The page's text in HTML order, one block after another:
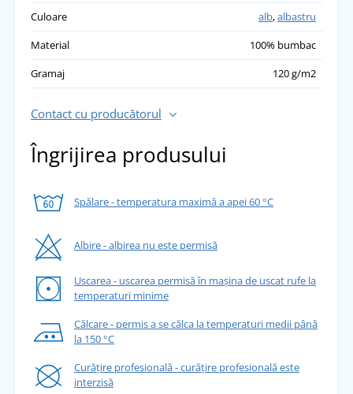
Culoare
alb,albastru
Material
100% bumbac
Gramaj
120 g/m2
Contact cu producătorul
Îngrijirea produsului
Spălare - temperatura maximă a apei 60 °C
Albire - albirea nu este permisă
Uscarea - uscarea permisă în mașina de uscat rufe la
temperaturi minime
Călcare - permis a se călca la temperaturi medii până
la 150 °C
Curățire profesională - curățire profesională este
interzisă